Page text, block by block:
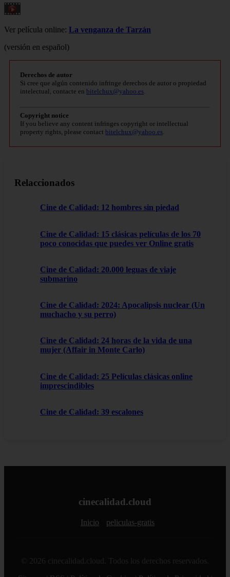
Ver película online: La venganza de Tarzán
(versión en español)
Derechos de autor
Si cree que algún contenido infringe derechos de autor o propiedad
intelectual, contacte en bitelchux@yahoo.es
Copyright notice
If you believe any content infringes copyright or intellectual
property rights, please contact bitelchux@yahoo.es
Relaccionados
Cine de Calidad: 12 hombres sin piedad
Cine de Calidad: 15 clásicas películas de los 70
poco conocidas que puedes ver Online gratis
Cine de Calidad: 20.000 leguas de viaje
submarino
Cine de Calidad: 2024: Apocalipsis nuclear (Un
muchacho y su perro)
Cine de Calidad: 24 horas de la vida de una
mujer (Affair in Monte Carlo)
Cine de Calidad: 25 Películas clásicas online
imprescindibles
Cine de Calidad: 39 escalones
cinecalidad.cloud
Inicio peliculas-gratis
© 2026 cinecalidad.cloud. Todos los derechos reservados.